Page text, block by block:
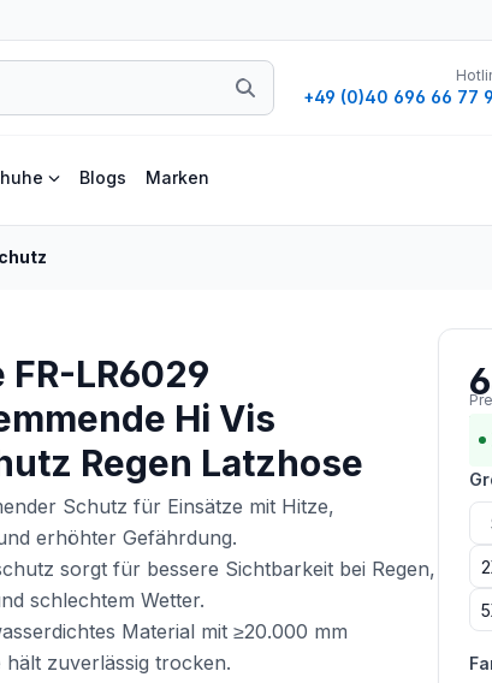
+49 (0)40 696 66 77
Blogs Marken
FR-LR6029
Hi Vis
Regen Latzhose
Schutz für Einsätze mit Hitze,
erhöhter Gefährdung.
sorgt für bessere Sichtbarkeit bei Regen,
schlechtem Wetter.
Material mit ≥20.000 mm
hält zuverlässig trocken.